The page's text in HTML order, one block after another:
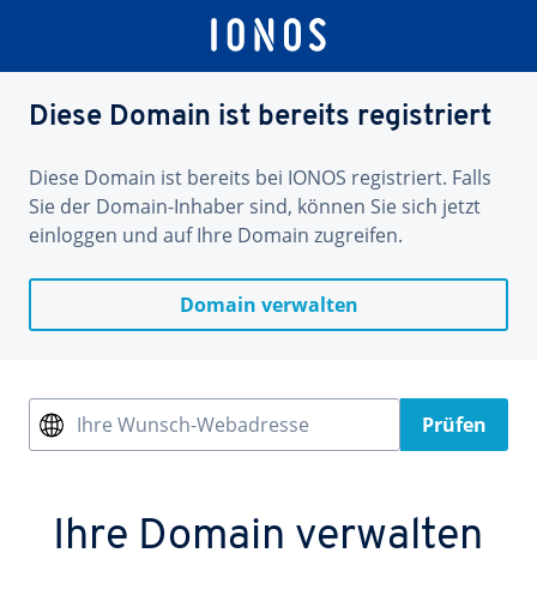
Diese Domain ist bereits registriert
Diese Domain ist bereits bei IONOS registriert. Falls
Sie der Domain-Inhaber sind, können Sie sich jetzt
einloggen und auf Ihre Domain zugreifen.
Domain verwalten
Ihre Wunsch-Webadresse Prüfen
Ihre Domain verwalten